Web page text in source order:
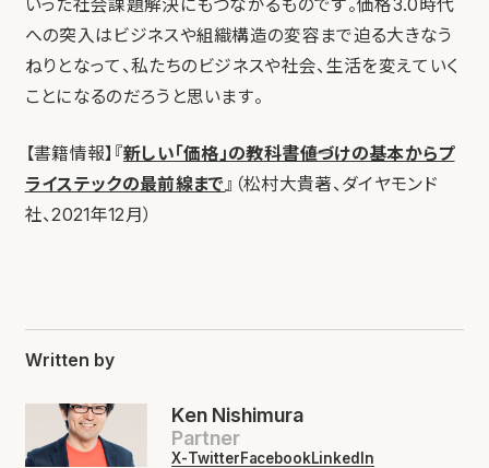
いった社会課題解決にもつながるものです。価格3.0時代
への突入はビジネスや組織構造の変容まで迫る大きなう
ねりとなって、私たちのビジネスや社会、生活を変えていく
ことになるのだろうと思います。
【書籍情報】『新しい「価格」の教科書――値づけの基本からプ
ライステックの最前線まで』（松村大貴著、ダイヤモンド
社、2021年12月）
Written by
Ken Nishimura
Partner
X-TwitterFacebookLinkedIn